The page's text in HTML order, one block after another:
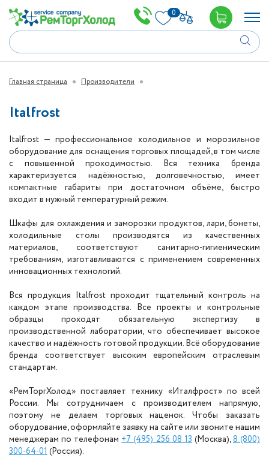
0
Главная страница Производители
Italfrost
Italfrost — профессиональное холодильное и морозильное
оборудование для оснащения торговых площадей, в том числе
с повышенной проходимостью. Вся техника бренда
характеризуется надёжностью, долговечностью, имеет
компактные габариты при достаточном объёме, быстро
входит в нужный температурный режим.
Шкафы для охлаждения и заморозки продуктов, лари, бонеты,
холодильные столы производятся из качественных
материалов, соответствуют санитарно-гигиеническим
требованиям, изготавливаются с применением современных
инновационных технологий.
Вся продукция Italfrost проходит тщательный контроль на
каждом этапе производства. Все проекты и контрольные
образцы проходят обязательную экспертизу в
производственной лаборатории, что обеспечивает высокое
качество и надёжность готовой продукции. Всё оборудование
бренда соответствует высоким европейским отраслевым
стандартам.
«РемТоргХолод» поставляет технику «Италфрост» по всей
России. Мы сотрудничаем с производителем напрямую,
поэтому не делаем торговых наценок. Чтобы заказать
оборудование, оформляйте заявку на сайте или звоните нашим
менеджерам по телефонам+7 (495) 256 08 13(Москва),8 (800)
300-64-01(Россия).